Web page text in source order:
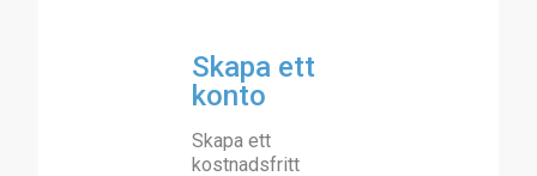
Skapa ett
konto
Skapa ett
kostnadsfritt